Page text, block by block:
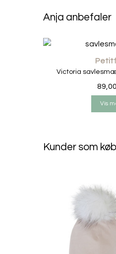
Anja anbefaler
Victoria
Vis
Kunder som